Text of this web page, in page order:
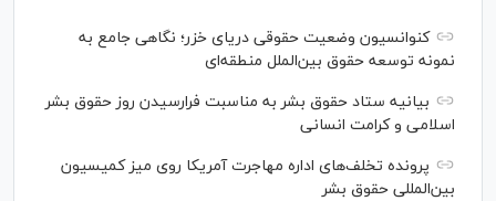
کنوانسیون وضعیت حقوقی دریای خزر؛ نگاهی جامع به
نمونه توسعه حقوق بین‌الملل منطقه‌ای
بیانیه ستاد حقوق بشر به مناسبت فرارسیدن روز حقوق بشر
اسلامی و کرامت انسانی
پرونده تخلف‌های اداره مهاجرت آمریکا روی میز کمیسیون
بین‌المللی حقوق بشر